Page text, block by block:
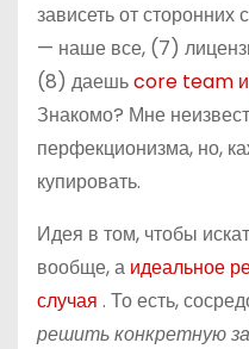
зависеть от сторонних
— наше все, (7)
(8) даешьcore team
Знакомо? Мне
перфекционизма, но,
купировать.
Идея в том, чтобы
вообще, а идеальное
случая . То есть,
решить конкретную